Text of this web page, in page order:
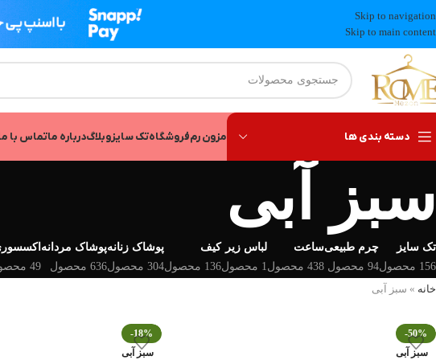
Skip to navigation
Skip to main content
دسته بندی ها مزون رمفروشگاهتک سایزوبلاگدرباره ماتماس با
سبز آبی
تک سایز
156 محصول
چرم طبیعی
94 محصول
ساعت
438 محصول
لباس زیر
1 محصول
کیف
136 محصول
پوشاک زنانه
304 محصول
پوشاک مردانه
636 محصول
49 محصول
خانه » سبز آبی
-50%
سبز آبی
-18%
سبز آبی